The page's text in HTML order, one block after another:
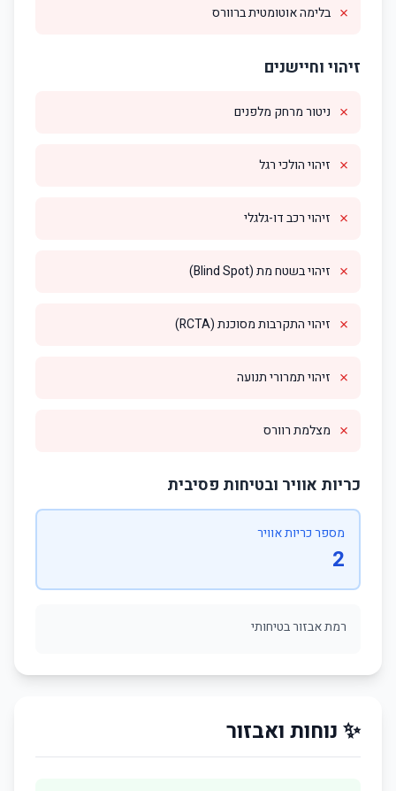
✗ בלימה אוטומטית ברוורס
זיהוי וחיישנים
✗ ניטור מרחק מלפנים
✗ זיהוי הולכי רגל
✗ זיהוי רכב דו-גלגלי
✗ זיהוי בשטח מת (Blind Spot)
✗ זיהוי התקרבות מסוכנת (RCTA)
✗ זיהוי תמרורי תנועה
✗ מצלמת רוורס
כריות אוויר ובטיחות פסיבית
מספר כריות אוויר
2
רמת אבזור בטיחותי
✨ נוחות ואבזור